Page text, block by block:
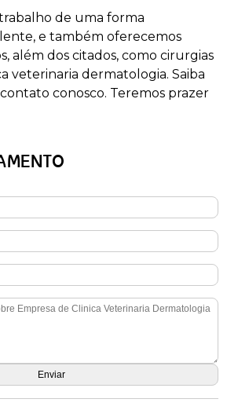
de uma forma
e também oferecemos
além dos citados, como cirurgias
veterinaria dermatologia. Saiba
conosco. Teremos prazer